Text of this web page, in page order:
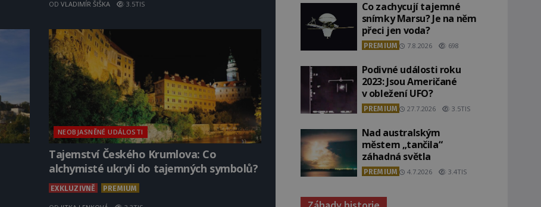
OD VLADIMÍR ŠIŠKA 3.5TIS
NEOBJASNĚNÉ UDÁLOSTI
Tajemství Českého Krumlova: Co
alchymisté ukryli do tajemných symbolů?
EXKLUZIVNĚ PREMIUM
Co zachycují tajemné
snímky Marsu? Je na něm
přeci jen voda?
PREMIUM 7.8.2026 698
Podivné události roku
2023: Jsou Američané
v obležení UFO?
PREMIUM 27.7.2026 3.5TIS
Nad australským
městem „tančila“
záhadná světla
PREMIUM 4.7.2026 3.4TIS